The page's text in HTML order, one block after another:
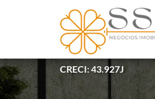
CRECI: 43.927J